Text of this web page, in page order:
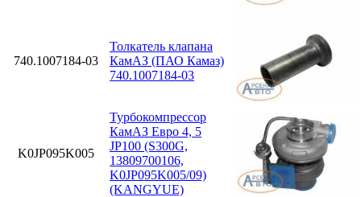
740.1007184-03
Толкатель клапана
КамАЗ (ПАО Камаз)
740.1007184-03
K0JP095K005
Турбокомпрессор
КамАЗ Евро 4, 5
JP100 (S300G,
13809700106,
K0JP095K005/09)
(KANGYUE)